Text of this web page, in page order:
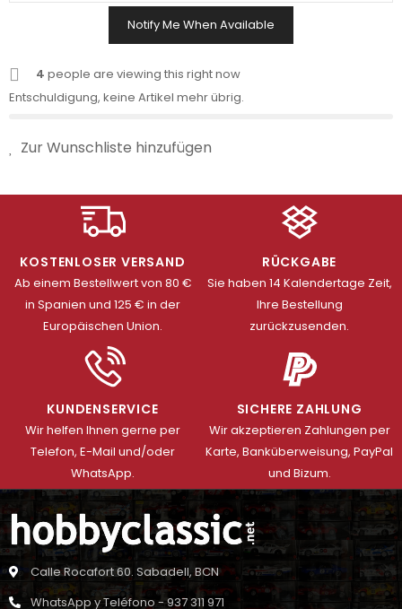
Notify Me When Available
4 people are viewing this right now
Entschuldigung, keine Artikel mehr übrig.
Zur Wunschliste hinzufügen
KOSTENLOSER VERSAND
Ab einem Bestellwert von 80 €
in Spanien und 125 € in der
Europäischen Union.
RÜCKGABE
Sie haben 14 Kalendertage Zeit,
Ihre Bestellung
zurückzusenden.
KUNDENSERVICE
Wir helfen Ihnen gerne per
Telefon, E-Mail und/oder
WhatsApp.
SICHERE ZAHLUNG
Wir akzeptieren Zahlungen per
Karte, Banküberweisung, PayPal
und Bizum.
Calle Rocafort 60. Sabadell, BCN
WhatsApp y Teléfono - 937 311 971